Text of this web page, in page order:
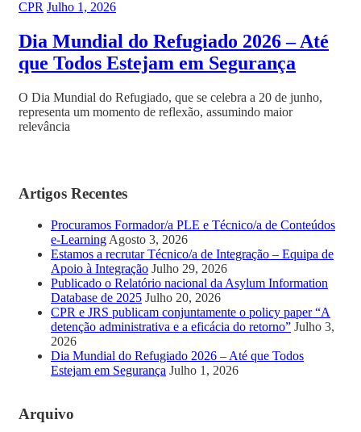
CPR Julho 1, 2026
Dia Mundial do Refugiado 2026 – Até
que Todos Estejam em Segurança
O Dia Mundial do Refugiado, que se celebra a 20 de junho,
representa um momento de reflexão, assumindo maior
relevância
Artigos Recentes
Procuramos Formador/a PLE e Técnico/a de Conteúdos
e-Learning Agosto 3, 2026
Estamos a recrutar Técnico/a de Integração – Equipa de
Apoio à Integração Julho 29, 2026
Publicado o Relatório nacional da Asylum Information
Database de 2025 Julho 20, 2026
CPR e JRS publicam conjuntamente o policy paper “A
detenção administrativa e a eficácia do retorno” Julho 3,
2026
Dia Mundial do Refugiado 2026 – Até que Todos
Estejam em Segurança Julho 1, 2026
Arquivo